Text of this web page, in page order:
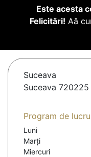
Este acesta
Felicitări! Aă
Suceava
Suceava 720225
Program de
Luni
Marți
Miercuri